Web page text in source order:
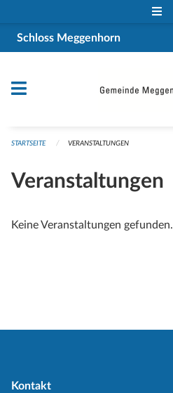
Schloss Meggenhorn
STARTSEITE VERANSTALTUNGEN
Veranstaltungen
Keine Veranstaltungen gefunden.
Kontakt